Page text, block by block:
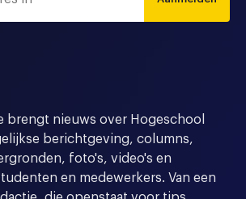
brengt nieuws over Hogeschool
berichtgeving, columns,
foto's, video's en
en medewerkers. Van een